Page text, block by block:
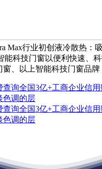
Max行业初创液冷散热：
能科技门窗以便利快速、
、以上智能科技门窗品牌
查询全国3亿+工商企业信
色调的层
查询全国3亿+工商企业信
色调的层